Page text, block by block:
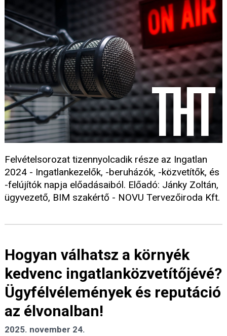
Felvételsorozat tizennyolcadik része az Ingatlan
2024 - Ingatlankezelők, -beruházók, -közvetítők, és
-felújítók napja előadásaiból. Előadó: Jánky Zoltán,
ügyvezető, BIM szakértő - NOVU Tervezőiroda Kft.
Hogyan válhatsz a környék
kedvenc ingatlanközvetítőjévé?
Ügyfélvélemények és reputáció
az élvonalban!
2025. november 24.